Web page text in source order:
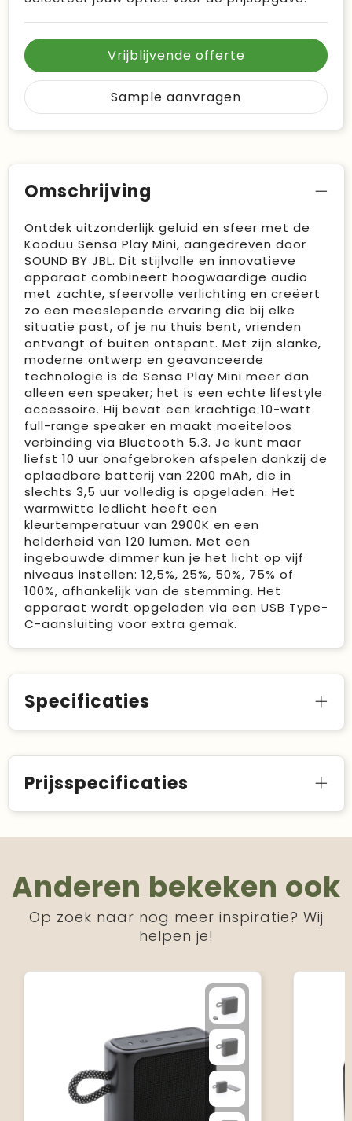
Vrijblijvende offerte
Sample aanvragen
Omschrijving
Ontdek uitzonderlijk geluid en sfeer met de
Kooduu Sensa Play Mini, aangedreven door
SOUND BY JBL. Dit stijlvolle en innovatieve
apparaat combineert hoogwaardige audio
met zachte, sfeervolle verlichting en creëert
zo een meeslepende ervaring die bij elke
situatie past, of je nu thuis bent, vrienden
ontvangt of buiten ontspant. Met zijn slanke,
moderne ontwerp en geavanceerde
technologie is de Sensa Play Mini meer dan
alleen een speaker; het is een echte lifestyle
accessoire. Hij bevat een krachtige 10-watt
full-range speaker en maakt moeiteloos
verbinding via Bluetooth 5.3. Je kunt maar
liefst 10 uur onafgebroken afspelen dankzij de
oplaadbare batterij van 2200 mAh, die in
slechts 3,5 uur volledig is opgeladen. Het
warmwitte ledlicht heeft een
kleurtemperatuur van 2900K en een
helderheid van 120 lumen. Met een
ingebouwde dimmer kun je het licht op vijf
niveaus instellen: 12,5%, 25%, 50%, 75% of
100%, afhankelijk van de stemming. Het
apparaat wordt opgeladen via een USB Type-
C-aansluiting voor extra gemak.
Specificaties
Prijsspecificaties
Anderen bekeken ook
Op zoek naar nog meer inspiratie? Wij
helpen je!